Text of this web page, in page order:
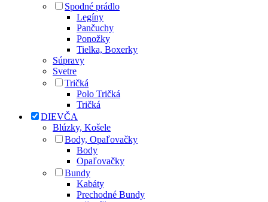
Spodné prádlo
Legíny
Pančuchy
Ponožky
Tielka, Boxerky
Súpravy
Svetre
Tričká
Polo Tričká
Tričká
DIEVČA
Blúzky, Košele
Body, Opaľovačky
Body
Opaľovačky
Bundy
Kabáty
Prechodné Bundy